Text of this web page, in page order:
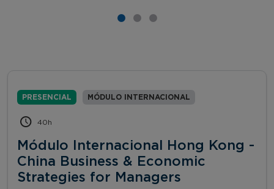
PRESENCIAL MÓDULO INTERNACIONAL
40h
Módulo Internacional Hong Kong -
China Business & Economic
Strategies for Managers